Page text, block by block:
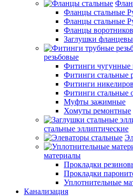
Фланцы стальные
Фланцы стальные
Фланцы
Заглушки
резьбовые
Фитинги чугунные
Фитинги стальные
Фитинги
Фитинги стальные
Муфты зажимные
Хомуты ремонтные
стальные эллиптические
материалы
Прокладки
Прокладки
Уплотнительные
Канализация